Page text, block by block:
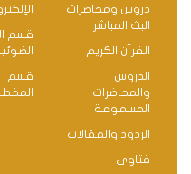
دروس ومحاضرات
البث المباشر
القرآن الكريم
الدروس
والمحاضرات
المسموعة
الردود والمقالات
فتاوى
قسم
قسم